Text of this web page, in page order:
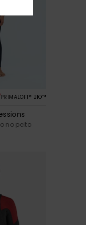
PRIMALOFT® BIO™
no peito